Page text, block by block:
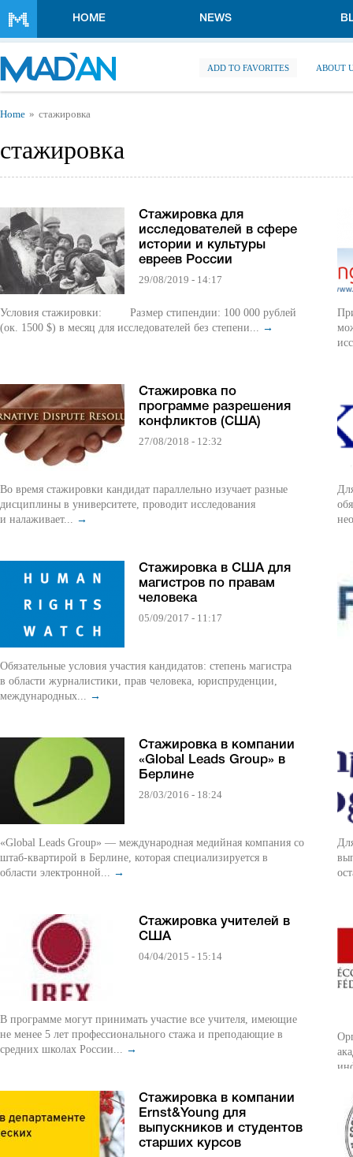
HOME NEWS
ADD TO FAVORITES ABOUT
You are here
Home стажировка
стажировка
Стажировка для
исследователей в сфере
истории и культуры
евреев России
29/08/2019 - 14:17
Условия стажировки: Размер стипендии: 100 000 рублей
(ок. 1500 $) в месяц для исследователей без степени... →
Стажировка по
программе разрешения
конфликтов (США)
27/08/2018 - 12:32
Во время стажировки кандидат параллельно изучает разные
дисциплины в университете, проводит исследования
и налаживает... →
Стажировка в США для
магистров по правам
человека
05/09/2017 - 11:17
Обязательные условия участия кандидатов: степень магистра
в области журналистики, прав человека, юриспруденции,
международных... →
Стажировка в компании
«Global Leads Group» в
Берлине
28/03/2016 - 18:24
«Global Leads Group» — международная медийная компания со
штаб-квартирой в Берлине, которая специализируется в
области электронной... →
Стажировка учителей в
США
04/04/2015 - 15:14
В программе могут принимать участие все учителя, имеющие
не менее 5 лет профессионального стажа и преподающие в
средних школах России... →
Стажировка в компании
Ernst&Young для
выпускников и студентов
старших курсов